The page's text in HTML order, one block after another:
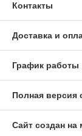
Контакты
Доставка и
График работы
Полная версия
Сайт создан на